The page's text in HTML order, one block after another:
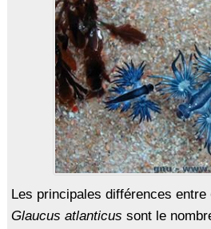
Les principales différences entre
Glaucus atlanticus sont le